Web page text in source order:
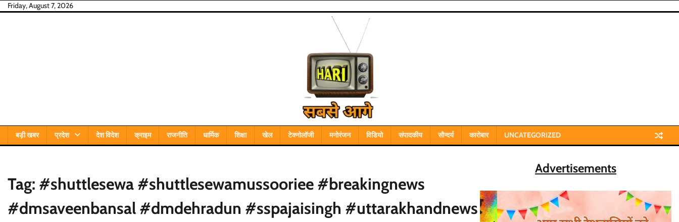
SkipFriday, August 7, 2026
बड़ी खबर प्रदेश देश विदेश क्राइम राजनीति धार्मिक शिक्षा खेल टेक्नोलॉजी मनोरंजन विडियो संपादकीय सौन्दर्य कारोबार UNCATEGORIZED
Tag: #shuttlesewa #shuttlesewamussooriee #breakingnews
#dmsaveenbansal #dmdehradun #sspajaisingh #uttarakhandnews
Advertisements